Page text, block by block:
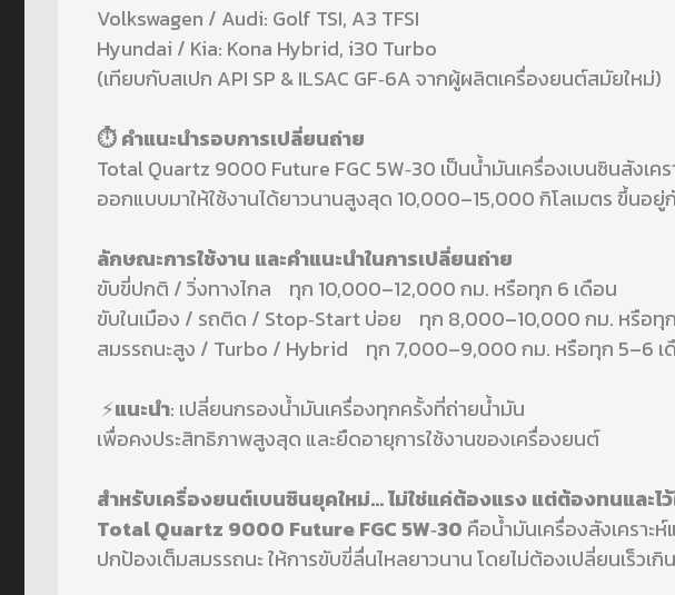
Volkswagen / Audi: Golf TSI, A3 TFSI
Hyundai / Kia: Kona Hybrid, i30 Turbo
(เทียบกับสเปก API SP & ILSAC GF‑6A จากผู้ผลิตเครื่องยนต์สมัยใหม่)
⏱️ คำแนะนำรอบการเปลี่ยนถ่าย
Total Quartz 9000 Future FGC 5W‑30 เป็นน้ำมันเครื่องเบนซินสังเคร
ออกแบบมาให้ใช้งานได้ยาวนานสูงสุด 10,000–15,000 กิโลเมตร ขึ้นอ
ลักษณะการใช้งาน และคำแนะนำในการเปลี่ยนถ่าย
ขับขี่ปกติ / วิ่งทางไกล ทุก 10,000–12,000 กม. หรือทุก 6 เดือน
ขับในเมือง / รถติด / Stop‑Start บ่อย ทุก 8,000–10,000 กม. หรือทุ
สมรรถนะสูง / Turbo / Hybrid ทุก 7,000–9,000 กม. หรือทุก 5–6 เ
⚡แนะนำ: เปลี่ยนกรองน้ำมันเครื่องทุกครั้งที่ถ่ายน้ำมัน
เพื่อคงประสิทธิภาพสูงสุด และยืดอายุการใช้งานของเครื่องยนต์
สำหรับเครื่องยนต์เบนซินยุคใหม่... ไม่ใช่แค่ต้องแรง แต่ต้องทนและไว้
Total Quartz 9000 Future FGC 5W‑30 คือน้ำมันเครื่องสังเครา
ปกป้องเต็มสมรรถนะ ให้การขับขี่ลื่นไหลยาวนาน โดยไม่ต้องเปลี่ยนเร็วเกิ